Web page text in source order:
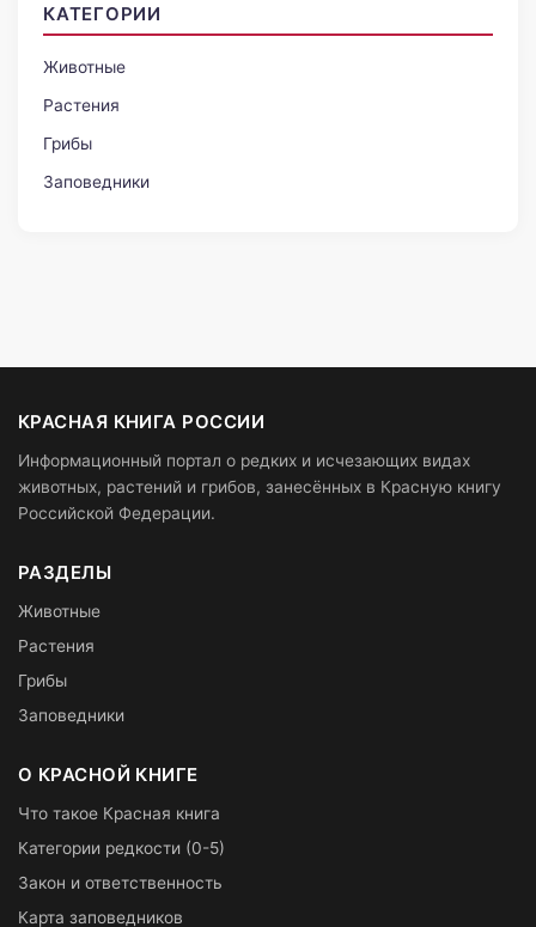
КАТЕГОРИИ
Животные
Растения
Грибы
Заповедники
КРАСНАЯ КНИГА РОССИИ
Информационный портал о редких и исчезающих видах
животных, растений и грибов, занесённых в Красную книгу
Российской Федерации.
РАЗДЕЛЫ
Животные
Растения
Грибы
Заповедники
О КРАСНОЙ КНИГЕ
Что такое Красная книга
Категории редкости (0-5)
Закон и ответственность
Карта заповедников